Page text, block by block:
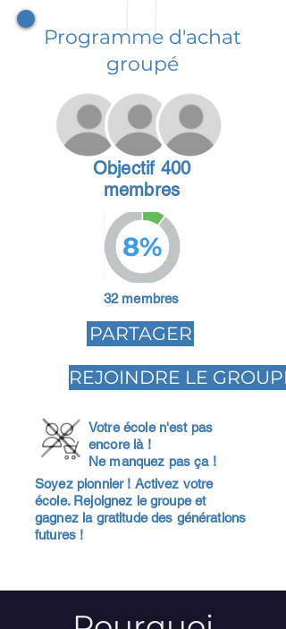
Programme d'achat
groupé
Objectif 400
membres
8%
32 membres
PARTAGER
REJOINDRE LE GROUPE
Votre école n'est pas
encore là !
Ne manquez pas ça !
Soyez pionnier ! Activez votre
école. Rejoignez le groupe et
gagnez la gratitude des générations
futures !